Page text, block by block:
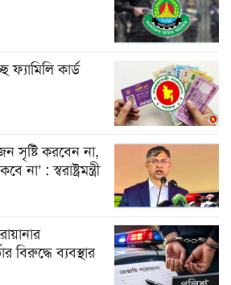
কার্ড
সৃষ্টি করবেন না,
: স্বরাষ্ট্রমন্ত্রী
বিরুদ্ধে ব্যবস্থার